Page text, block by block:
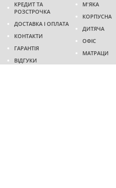
КРЕДИТ ТА
РОЗСТРОЧКА
ДОСТАВКА І ОПЛАТА
КОНТАКТИ
ГАРАНТІЯ
ВІДГУКИ
М'ЯКА
КОРПУСНА
ДИТЯЧА
ОФІС
МАТРАЦИ